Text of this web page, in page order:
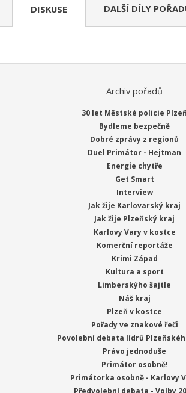
DISKUSE DALŠÍ DÍLY
Archiv pořadů
30 let Městské policie Plzeň
Bydleme bezpečně
Dobré zprávy z regionů
Duel Primátor - Hejtman
Energie chytře
Get Smart
Interview
Jak žije Karlovarský kraj
Jak žije Plzeňský kraj
Karlovy Vary v kostce
Komerční reportáže
Krimi Západ
Kultura a sport
Limberskýho šajtle
Náš kraj
Plzeň v kostce
Pořady ve znakové řeči
Povolební debata lídrů
Právo jednoduše
Primátor osobně!
Primátorka osobně - Karlovy